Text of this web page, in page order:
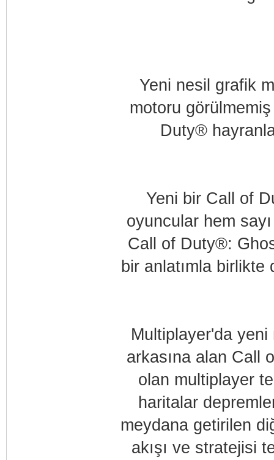
Yeni nesil grafik
motoru
Duty®
Yeni bir Call of
oyuncular hem
Call of Duty®:
bir anlatımla
Multiplayer'da
arkasına alan Call
olan multiplayer
haritalar
meydana getirilen
akışı ve stratejisi